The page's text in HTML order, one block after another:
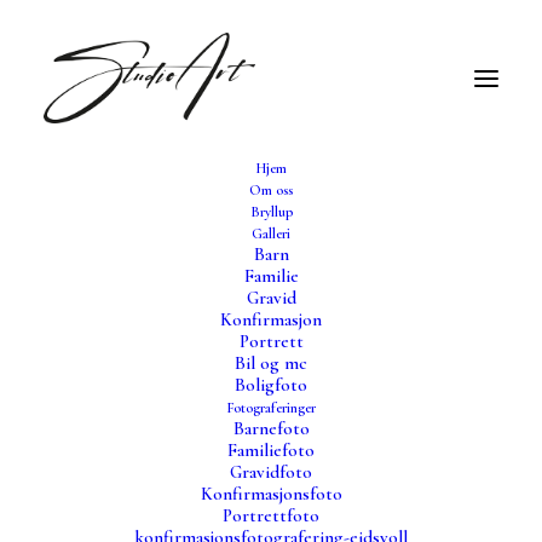
Hjem
Om oss
Bryllup
Galleri
Barn
Familie
Gravid
Konfirmasjon
Portrett
Bil og mc
Boligfoto
Fotograferinger
Barnefoto
Familiefoto
Gravidfoto
Konfirmasjonsfoto
Portrettfoto
konfirmasjonsfotografering-eidsvoll
© 2025 StudioArt. Alle rettigheter forbeholdt
Kolonivegen 43, 2072 Dal